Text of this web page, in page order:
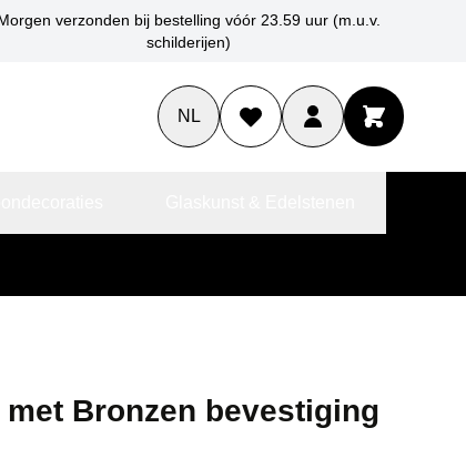
verzonden bij bestelling vóór 23.59 uur (m.u.v.
schilderijen)
NL
Bronzen bevestiging